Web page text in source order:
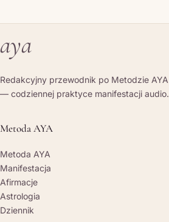
aya
Redakcyjny przewodnik po Metodzie AYA
— codziennej praktyce manifestacji audio.
Metoda AYA
Metoda AYA
Manifestacja
Afirmacje
Astrologia
Dziennik